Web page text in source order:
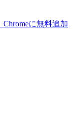
Chromeに無料追加